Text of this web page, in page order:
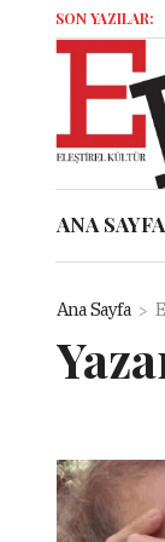
SON YAZILAR:
ELİF AYDOĞDU
ANA SAYFA
Ana Sayfa